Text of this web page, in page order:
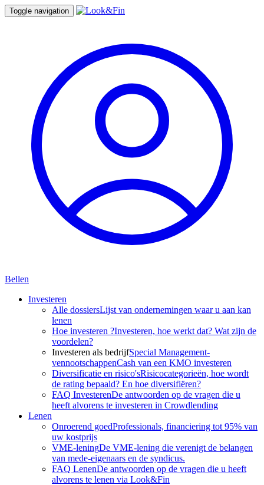
Toggle navigation
Bellen
Investeren
Alle dossiersLijst van ondernemingen waar u aan kan
lenen
Hoe investeren ?Investeren, hoe werkt dat? Wat zijn de
voordelen?
Investeren als bedrijfSpecial Management-
vennootschappenCash van een KMO investeren
Diversificatie en risico'sRisicocategorieën, hoe wordt
de rating bepaald? En hoe diversifiëren?
FAQ InvesterenDe antwoorden op de vragen die u
heeft alvorens te investeren in Crowdlending
Lenen
Onroerend goedProfessionals, financiering tot 95% van
uw kostprijs
VME-leningDe VME-lening die verenigt de belangen
van mede-eigenaars en de syndicus.
FAQ LenenDe antwoorden op de vragen die u heeft
alvorens te lenen via Look&Fin